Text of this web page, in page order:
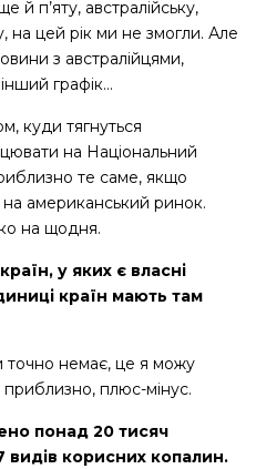
й п’яту, австралійську,
на цей рік ми не змогли. Але
з австралійцями,
графік…
куди тягнуться
на Національний
те саме, якщо
на американський ринок.
на щодня.
у яких є власні
країн мають там
точно немає, це я можу
приблизно, плюс-мінус.
понад 20 тисяч
видів корисних копалин.